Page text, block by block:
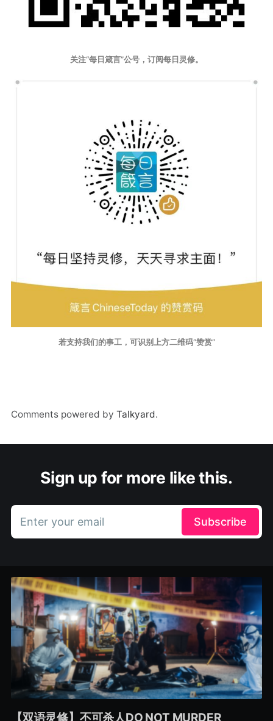
关注“每日箴言”公号，订阅每日灵修。
若支持我们的事工，可识别上方二维码“赞赏”
Comments powered by Talkyard.
Sign up for more like this.
Enter your email Subscribe
【双语灵修】不可杀人DO NOT MURDER